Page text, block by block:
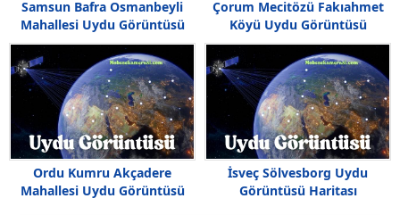
Samsun Bafra Osmanbeyli
Mahallesi Uydu Görüntüsü
Çorum Mecitözü Fakıahmet
Köyü Uydu Görüntüsü
Ordu Kumru Akçadere
Mahallesi Uydu Görüntüsü
İsveç Sölvesborg Uydu
Görüntüsü Haritası